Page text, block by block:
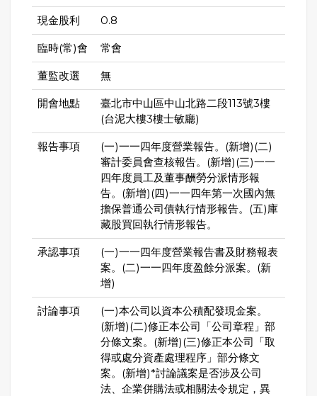
現金股利 0.8
臨時(常)會 常會
董監改選 無
開會地點
臺北市中山區中山北路二段113號3樓
(台泥大樓3樓士敏廳)
報告事項
(一)一一四年度營業報告。(新增)(二)
審計委員會查核報告。(新增)(三)一一
四年度員工及董事酬勞分派情形報
告。(新增)(四)一一四年第一次國內無
擔保普通公司債執行情形報告。(五)庫
藏股買回執行情形報告。
承認事項
(一)一一四年度營業報告書及財務報表
案。(二)一一四年度盈餘分派案。(新
增)
討論事項
(一)本公司以資本公積配發現金案。
(新增)(二)修正本公司「公司章程」部
分條文案。(新增)(三)修正本公司「取
得或處分資產處理程序」部分條文
案。(新增)*討論議案是否涉及公司
法、企業併購法或相關法令規定，異